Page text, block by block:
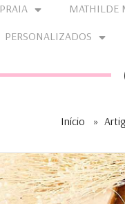
PRAIA MATHILDE
PERSONALIZADOS
Início »